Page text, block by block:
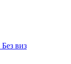
Без виз